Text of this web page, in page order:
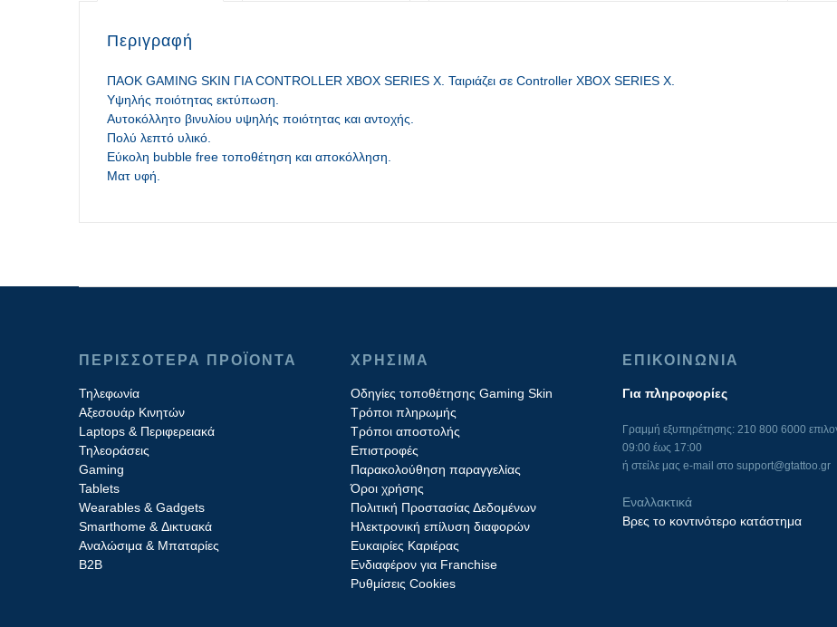
Περιγραφή
ΠΑΟΚ GAMING SKIN ΓΙΑ CONTROLLER XBOX SERIES X. Ταιριάζει σε Controller XBOX SERIES X.
Υψηλής ποιότητας εκτύπωση.
Αυτοκόλλητο βινυλίου υψηλής ποιότητας και αντοχής.
Πολύ λεπτό υλικό.
Εύκολη bubble free τοποθέτηση και αποκόλληση.
Ματ υφή.
ΠΕΡΙΣΣΟΤΕΡΑ ΠΡΟΪΟΝΤΑ
Τηλεφωνία
Αξεσουάρ Κινητών
Laptops & Περιφερειακά
Τηλεοράσεις
Gaming
Tablets
Wearables & Gadgets
Smarthome & Δικτυακά
Aναλώσιμα & Μπαταρίες
Β2B
ΧΡΗΣΙΜΑ
Οδηγίες τοποθέτησης Gaming Skin
Τρόποι πληρωμής
Τρόποι αποστολής
Επιστροφές
Παρακολούθηση παραγγελίας
Όροι χρήσης
Πολιτική Προστασίας Δεδομένων
Ηλεκτρονική επίλυση διαφορών
Ευκαιρίες Καριέρας
Ενδιαφέρον για Franchise
Ρυθμίσεις Cookies
ΕΠΙΚΟΙΝΩΝΙΑ
Για πληροφορίες
Γραμμή εξυπηρέτησης: 210 800 6000
09:00 έως 17:00
ή στείλε μας e-mail στο support@gtattoo.gr
Εναλλακτικά
Βρες το κοντινότερο κατάστημα